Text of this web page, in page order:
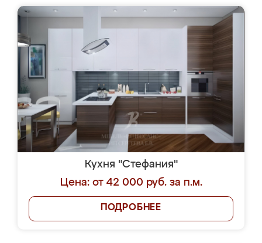
Кухня "Стефания"
Цена: от 42 000 руб. за п.м.
ПОДРОБНЕЕ